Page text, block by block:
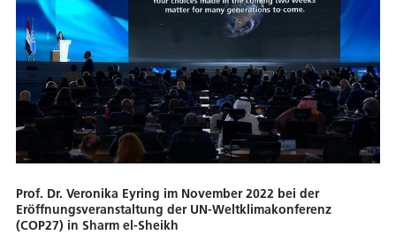
Prof. Dr. Veronika Eyring im November 2022 bei der
Eröffnungsveranstaltung der UN-Weltklimakonferenz
(COP27) in Sharm el-Sheikh